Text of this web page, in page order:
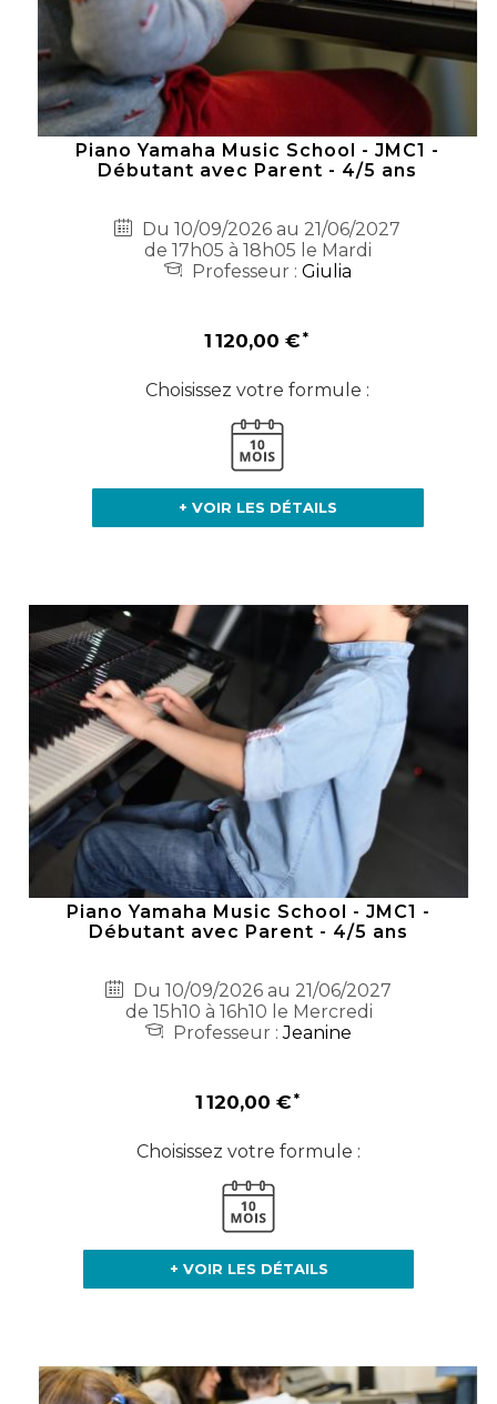
Piano Yamaha Music School - JMC1 -
Débutant avec Parent - 4/5 ans
Du 10/09/2026 au 21/06/2027
de 17h05 à 18h05 le Mardi
Professeur : Giulia
1 120,00 €
Choisissez votre formule :
+ VOIR LES DÉTAILS
Piano Yamaha Music School - JMC1 -
Débutant avec Parent - 4/5 ans
Du 10/09/2026 au 21/06/2027
de 15h10 à 16h10 le Mercredi
Professeur :Jeanine
1 120,00 €
Choisissez votre formule :
+ VOIR LES DÉTAILS